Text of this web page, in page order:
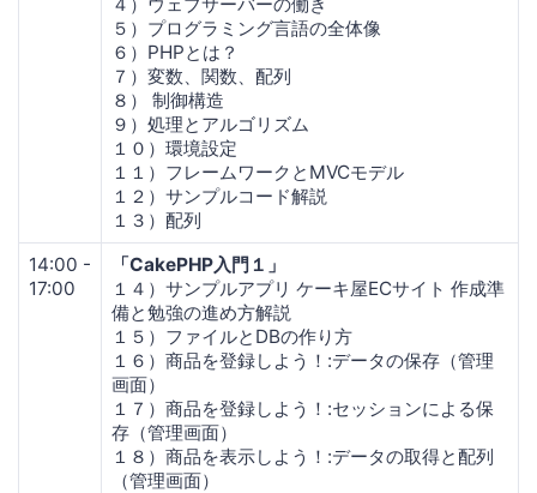
５）プログラミング言語の全体像
６）PHPとは？
７）変数、関数、配列
８） 制御構造
９）処理とアルゴリズム
１０）環境設定
１１）フレームワークとMVCモデル
１２）サンプルコード解説
１３）配列
14:00 -
17:00
「CakePHP入門１」
１４）サンプルアプリ ケーキ屋ECサイト 作成準
備と勉強の進め方解説
１５）ファイルとDBの作り方
１６）商品を登録しよう！:データの保存（管理
画面）
１７）商品を登録しよう！:セッションによる保
存（管理画面）
１８）商品を表示しよう！:データの取得と配列
（管理画面）